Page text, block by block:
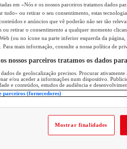
em «Nós e os nossos parceiros tratamos dados
tudo» ou retirar o seu consentimento, estas
e anúncios que vê poderão não ser tão
ou retirar o consentimento a qualquer momento
(ou no ícone na parte inferior esquerda da página,
Para mais informação, consulte a nossa política de
nossos parceiros tratamos os dados
de geolocalização precisos. Procurar
e/ou aceder a informações num dispositivo.
e conteúdos, estudos de audiência e
parceiros (fornecedores)
Mostrar finalidades